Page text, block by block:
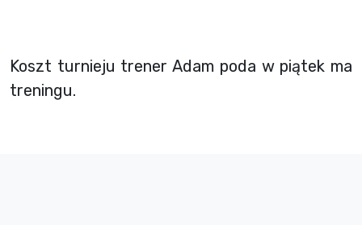
Koszt turnieju trener Adam poda w piątek ma
treningu.